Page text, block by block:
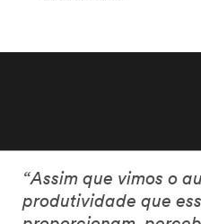
“Assim que vimos o
produtividade que